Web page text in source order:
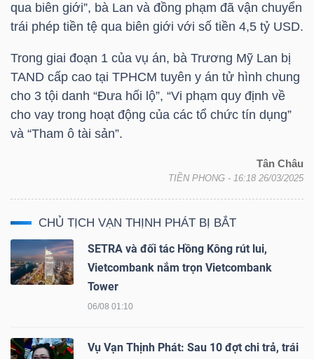
qua biên giới”, bà Lan và đồng phạm đã vận chuyển
trái phép tiền tệ qua biên giới với số tiền 4,5 tỷ USD.
Trong giai đoạn 1 của vụ án, bà Trương Mỹ Lan bị
TAND cấp cao tại TPHCM tuyên y án tử hình chung
cho 3 tội danh “Đưa hối lộ”, “Vi phạm quy định về
cho vay trong hoạt động của các tổ chức tín dụng”
và “Tham ô tài sản”.
Tân Châu
TIỀN PHONG - 16:18 26/03/2025
CHỦ TỊCH VẠN THỊNH PHÁT BỊ BẮT
SETRA và đối tác Hồng Kông rút lui,
Vietcombank nắm trọn Vietcombank
Tower
06/08 01:10
Vụ Vạn Thịnh Phát: Sau 10 đợt chi trả, trái
khoán
(-)
Tất cả Cổ phiếu Chỉ số Chứng chỉ quỹ
Lãnh
đạo
(-)
Cổ đông lớn
tức
tác